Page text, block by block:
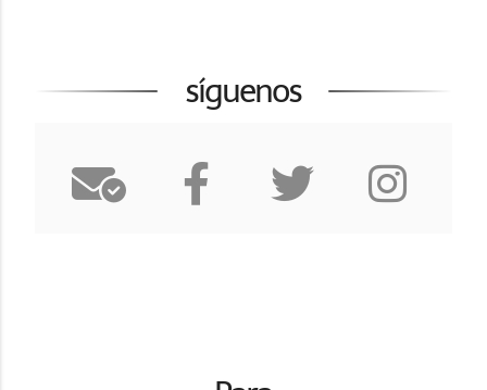
síguenos